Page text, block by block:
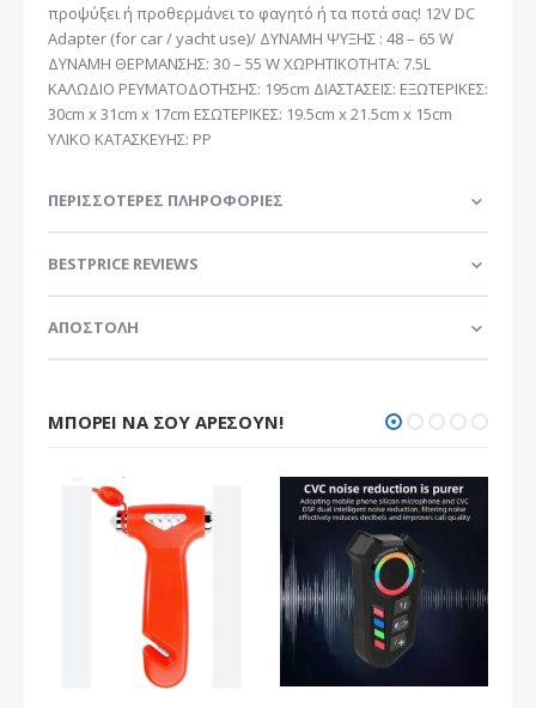
προψύξει ή προθερμάνει το φαγητό ή τα ποτά σας! 12V DC
Adapter (for car / yacht use)/ ΔΥΝΑΜΗ ΨΥΞΗΣ : 48 – 65 W
ΔΥΝΑΜΗ ΘΕΡΜΑΝΣΗΣ: 30 – 55 W ΧΩΡΗΤΙΚΟΤΗΤΑ: 7.5L
ΚΑΛΩΔΙΟ ΡΕΥΜΑΤΟΔΟΤΗΣΗΣ: 195cm ΔΙΑΣΤΑΣΕΙΣ: ΕΞΩΤΕΡΙΚΕΣ:
30cm x 31cm x 17cm ΕΣΩΤΕΡΙΚΕΣ: 19.5cm x 21.5cm x 15cm
ΥΛΙΚΟ ΚΑΤΑΣΚΕΥΗΣ: PP
ΠΕΡΙΣΣΌΤΕΡΕΣ ΠΛΗΡΟΦΟΡΊΕΣ
BESTPRICE REVIEWS
ΑΠΟΣΤΟΛΗ
ΜΠΟΡΕΊ ΝΑ ΣΟΥ ΑΡΈΣΟΥΝ!